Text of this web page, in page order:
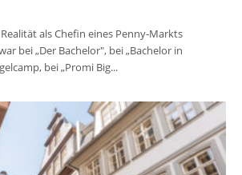
als Chefin eines Penny-Markts
bei „Der Bachelor", bei „Bachelor in
bei „Promi Big...